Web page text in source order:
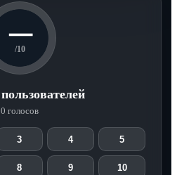
—
/10
0 голосов
3 4 5
8 9 10